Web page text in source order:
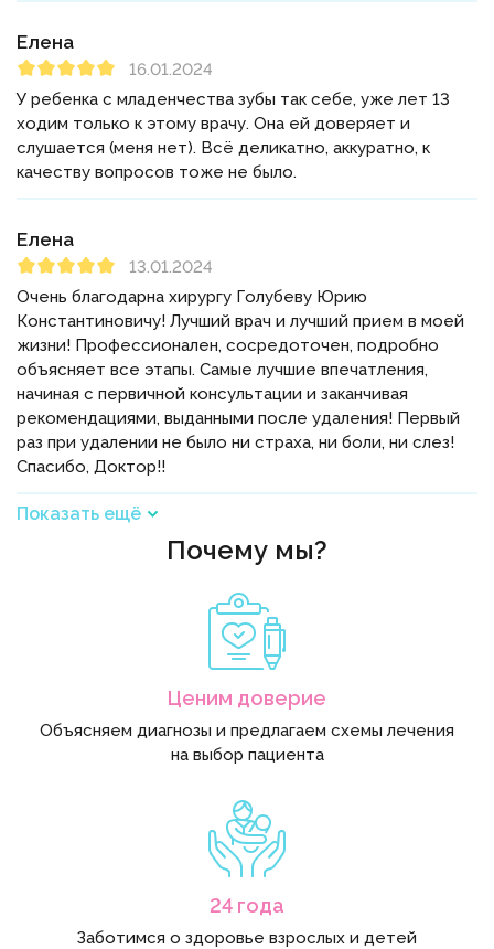
Елена
16.01.2024
У ребенка с младенчества зубы так себе, уже лет 13
ходим только к этому врачу. Она ей доверяет и
слушается (меня нет). Всё деликатно, аккуратно, к
качеству вопросов тоже не было.
Елена
13.01.2024
Очень благодарна хирургу Голубеву Юрию
Константиновичу! Лучший врач и лучший прием в моей
жизни! Профессионален, сосредоточен, подробно
объясняет все этапы. Самые лучшие впечатления,
начиная с первичной консультации и заканчивая
рекомендациями, выданными после удаления! Первый
раз при удалении не было ни страха, ни боли, ни слез!
Спасибо, Доктор!!
Показать ещё
Почему мы?
Ценим доверие
Объясняем диагнозы и предлагаем схемы лечения
на выбор пациента
24 года
Заботимся о здоровье взрослых и детей